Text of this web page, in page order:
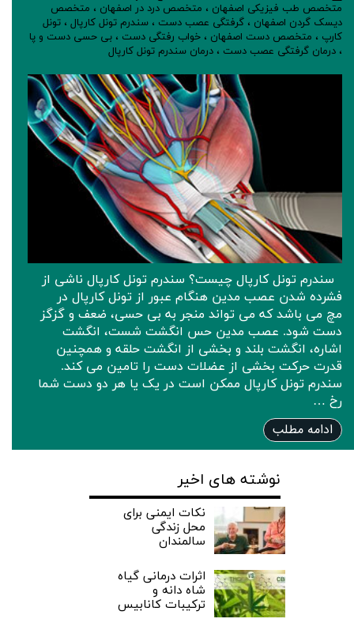
متخصص طب فیزیکی اصفهان ، متخصص درد در اصفهان ، متخصص
دیسک گردن اصفهان ، گرفتگی عصب دست ، سندرم تونل کارپال ، تونل
کارپ ، متخصص دست اصفهان ، خواب رفتگی دست ، بی حسی دست و پا
، درمان گرفتگی عصب دست ، درمان سندرم تونل کارپال
سندرم تونل کارپال چیست؟ سندرم تونل کارپال ناشی از
فشرده شدن عصب مدین هنگام عبور از تونل کارپال در
مچ می باشد که می تواند منجر به بی حسی، ضعف و گزگز
دست شود. عصب مدین حس انگشت شست، انگشت
اشاره، انگشت بلند و بخشی از انگشت حلقه و همچنین
قدرت حرکت بخشی از عضلات دست را تامین می کند.
سندرم تونل کارپال ممکن است در یک یا هر دو دست شما
رخ …
ادامه مطلب
نوشته های اخیر
نکات ایمنی برای
محل زندگی
سالمندان
اثرات درمانی گیاه
شاه دانه و
ترکیبات کانابیس